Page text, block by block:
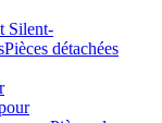
Silent-
Pièces détachées